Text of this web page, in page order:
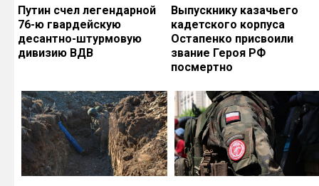
Путин счел легендарной
76-ю гвардейскую
десантно-штурмовую
дивизию ВДВ
Выпускнику казачьего
кадетского корпуса
Остапенко присвоили
звание Героя РФ
посмертно